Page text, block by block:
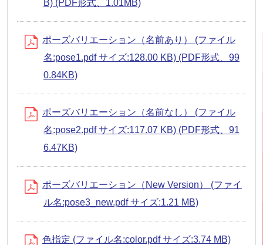
B) (PDF形式、1.01MB)
ポーズバリエーション（名前あり） (ファイル
名:pose1.pdf サイズ:128.00 KB) (PDF形式、99
0.84KB)
ポーズバリエーション（名前なし） (ファイル
名:pose2.pdf サイズ:117.07 KB) (PDF形式、91
6.47KB)
ポーズバリエーション（New Version） (ファイ
ル名:pose3_new.pdf サイズ:1.21 MB)
色指定 (ファイル名:color.pdf サイズ:3.74 MB)